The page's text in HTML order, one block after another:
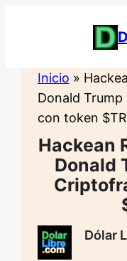
Inicio »
Donald
con token
Hackean
Donald
Dólar